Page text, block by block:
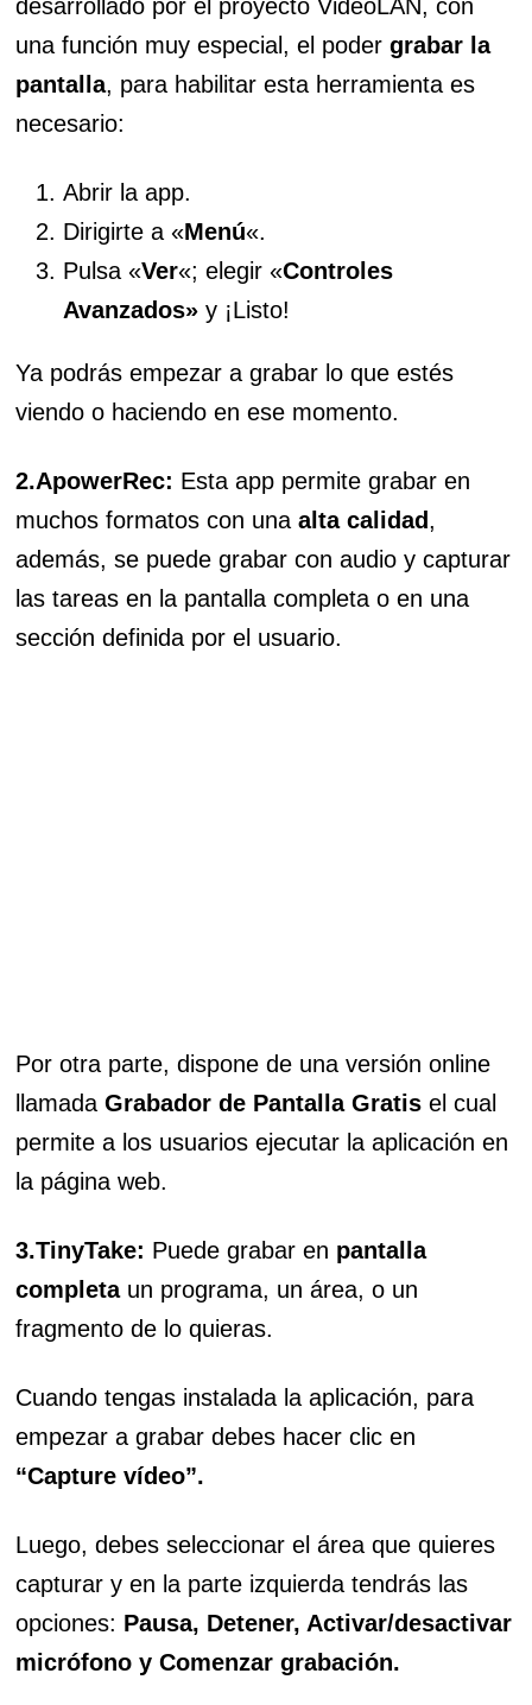
desarrollado por el proyecto VideoLAN, con
una función muy especial, el poder grabar la
pantalla, para habilitar esta herramienta es
necesario:
Abrir la app.
Dirigirte a «Menú«.
Pulsa «Ver«; elegir «Controles
Avanzados» y ¡Listo!
Ya podrás empezar a grabar lo que estés
viendo o haciendo en ese momento.
2.ApowerRec: Esta app permite grabar en
muchos formatos con unaalta calidad,
además, se puede grabar con audio y capturar
las tareas en la pantalla completa o en una
sección definida por el usuario.
Por otra parte, dispone de una versión online
llamadaGrabador de Pantalla Gratisel cual
permite a los usuarios ejecutar la aplicación en
la página web.
3.TinyTake: Puede grabar en pantalla
completaun programa, un área, o un
fragmento de lo quieras.
Cuando tengas instalada la aplicación, para
empezar a grabar debes hacer clic en
“Capture vídeo”.
Luego, debes seleccionar el área que quieres
capturar y en la parte izquierda tendrás las
opciones: Pausa, Detener, Activar/desactivar
micrófono y Comenzar grabación.